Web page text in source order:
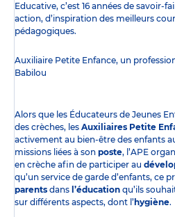
Educative, c’est 16 années de savoir-
action, d’inspiration des meilleurs
pédagogiques.
Auxiliaire Petite Enfance, un
Babilou
Alors que les Éducateurs de Jeunes
des crèches, les Auxiliaires Petite
activement au bien-être des enfants
missions liées à son poste, l’APE
en crèche afin de participer au
qu’un service de garde d’enfants, ce
parents dans l’éducation qu’ils
sur différents aspects, dont l’ hygiène.